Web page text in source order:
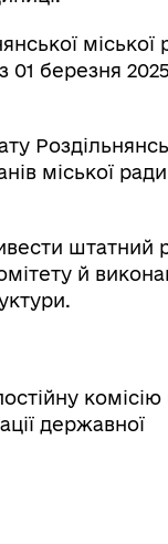
міської
01 березня
міської ради
штатний
й
комісію
державної